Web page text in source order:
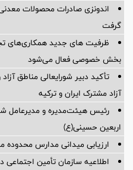
اندونزی صادرات محصولات
گرفت
ظرفیت های جدید همکاری‌های
بخش خصوصی فعال می‌شود
تأکید دبیر شورایعالی مناطق
آزاد مشترک ایران و ترکیه
رئیس هیئت‌مدیره و مدیرعامل
اربعین حسینی(ع)
ارزیابی میدانی مدارس محدوده
اطلاعیه سازمان تأمین